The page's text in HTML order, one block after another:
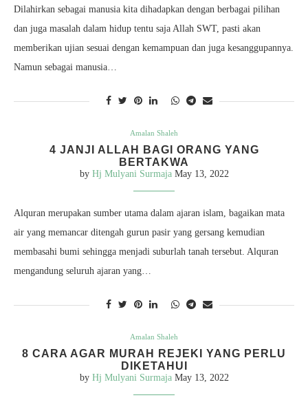
Dilahirkan sebagai manusia kita dihadapkan dengan berbagai pilihan
dan juga masalah dalam hidup tentu saja Allah SWT, pasti akan
memberikan ujian sesuai dengan kemampuan dan juga kesanggupannya.
Namun sebagai manusia…
Amalan Shaleh
4 JANJI ALLAH BAGI ORANG YANG
BERTAKWA
by Hj Mulyani Surmaja May 13, 2022
Alquran merupakan sumber utama dalam ajaran islam, bagaikan mata
air yang memancar ditengah gurun pasir yang gersang kemudian
membasahi bumi sehingga menjadi suburlah tanah tersebut. Alquran
mengandung seluruh ajaran yang…
Amalan Shaleh
8 CARA AGAR MURAH REJEKI YANG PERLU
DIKETAHUI
by Hj Mulyani Surmaja May 13, 2022